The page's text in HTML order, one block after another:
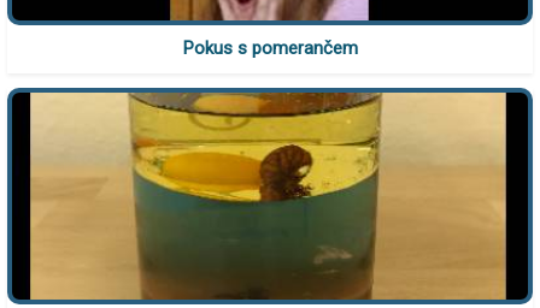
Pokus s pomerančem